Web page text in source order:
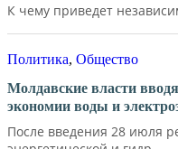
К чему приведет
Политика, Общество
Молдавские власти
экономии воды и
После введения 28 июля